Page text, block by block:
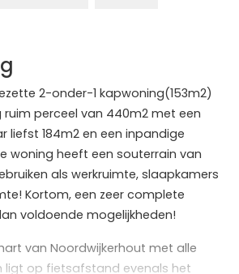
2-onder-1 kapwoning(153m2)
perceel van 440m2 met een
liefst 184m2 en een inpandige
woning heeft een souterrain van
als werkruimte, slaapkamers
Kortom, een zeer complete
voldoende mogelijkheden!
van Noordwijkerhout met alle
ligt op fietsafstand evenals het